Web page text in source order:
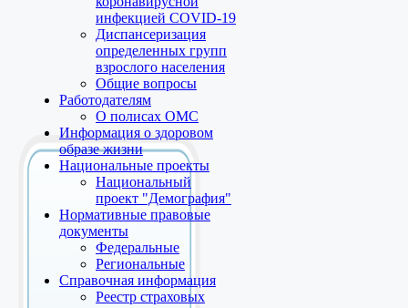
инфекцией COVID-19
Диспансеризация
определенных групп
взрослого населения
Общие вопросы
Работодателям
О полисах ОМС
Информация о здоровом
образе жизни
Национальные проекты
Национальный
проект "Демография"
Нормативные правовые
документы
Федеральные
Региональные
Справочная информация
Реестр страховых